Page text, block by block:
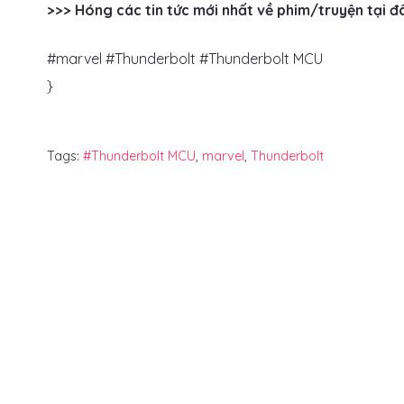
>>> Hóng các tin tức mới nhất về phim/truyện tại
#marvel #Thunderbolt #Thunderbolt MCU
}
Tags: #Thunderbolt MCU, marvel, Thunderbolt